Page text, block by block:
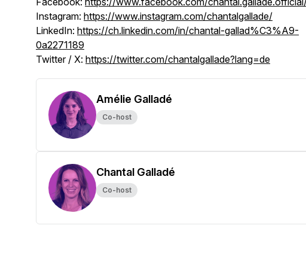
Instagram: https://www.instagram.com/chantalgallade/
LinkedIn: https://ch.linkedin.com/in/chantal-gallad%C3%A9-
0a2271189
Twitter / X: https://twitter.com/chantalgallade?lang=de
Amélie Galladé
Co-host
Chantal Galladé
Co-host